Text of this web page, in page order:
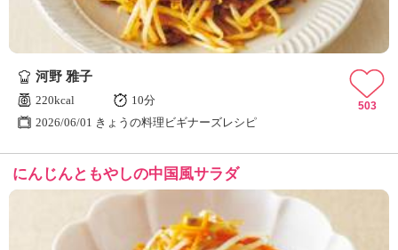
河野 雅子
220kcal
10分
2026/06/01 きょうの料理ビギナーズレシピ
503
にんじんともやしの中国風サラダ